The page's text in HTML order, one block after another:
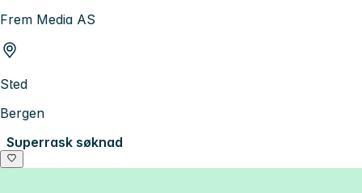
Frem Media AS
Sted
Bergen
Superrask søknad